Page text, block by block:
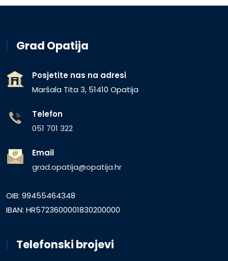
Grad Opatija
Posjetite nas na adresi
Maršala Tita 3, 51410 Opatija
Telefon
051 701 322
Email
grad.opatija@opatija.hr
OIB: 99455464348
IBAN: HR5723600001830200000
Telefonski brojevi